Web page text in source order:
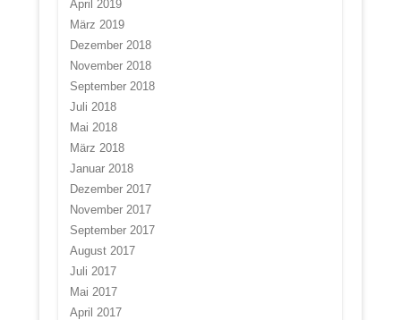
April 2019
März 2019
Dezember 2018
November 2018
September 2018
Juli 2018
Mai 2018
März 2018
Januar 2018
Dezember 2017
November 2017
September 2017
August 2017
Juli 2017
Mai 2017
April 2017